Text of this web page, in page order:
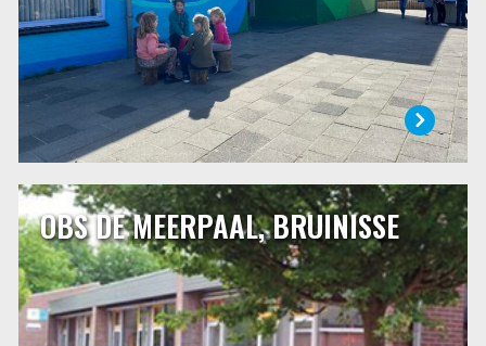
LEES MEER
OBS DE MEERPAAL, BRUINISSE
OBS DE MEERPAAL, BRUINISSE
Openbare basisschool de Meerpaal is samen met twee
andere (bijzondere) scholen gevestigd in Bruinisse.
Afgelopen jaren hebben verschillende verbouwingen
plaatsgevonden, waardoor we meer ruimte tot onze
beschikking hebben gekregen. Verder is dit schooljaar ons
schoolplein vernieuwd en veranderd.